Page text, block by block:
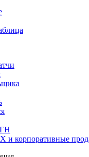
и корпоративные